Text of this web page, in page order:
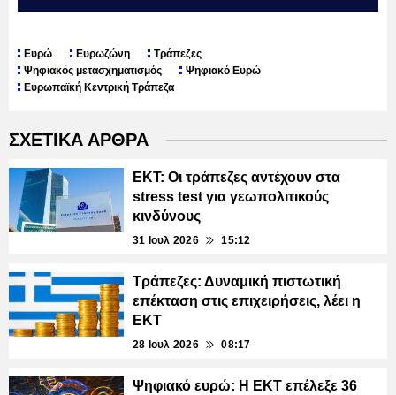
Ευρώ Ευρωζώνη
Τράπεζες
Ψηφιακός μετασχηματισμός
Ψηφιακό Ευρώ
Ευρωπαϊκή Κεντρική Τράπεζα
ΣΧΕΤΙΚΑ ΑΡΘΡΑ
ΕΚΤ: Οι τράπεζες αντέχουν στα
stress test για γεωπολιτικούς
κινδύνους
31 Ιουλ 2026 15:12
Τράπεζες: Δυναμική πιστωτική
επέκταση στις επιχειρήσεις, λέει η
ΕΚΤ
28 Ιουλ 2026 08:17
Ψηφιακό ευρώ: Η ΕΚΤ επέλεξε 36